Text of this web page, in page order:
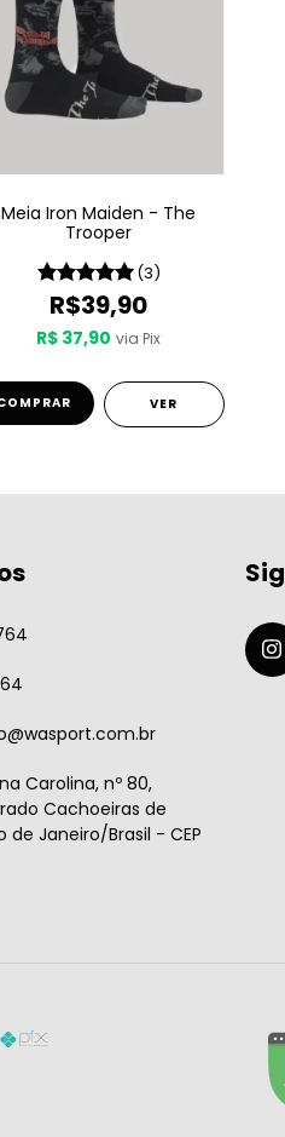
Meia Iron Maiden - The
Trooper
(3)
R$39,90
R$ 37,90 via Pix
VER
Carolina, nº 80,
Cachoeiras de
de Janeiro/Brasil - CEP